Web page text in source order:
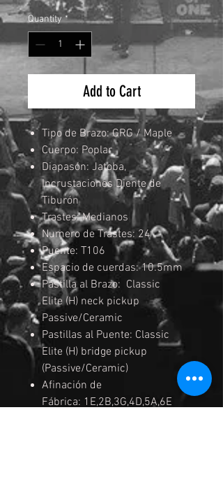
Quantity *
Add to Cart
Tipo de Brazo: GRG / Maple
Cuerpo: Poplar
Diapasón: Jatoba,
Incrustaciones Diente de
Tiburón
Trastes: Medianos
Numero de Trastes: 24
Puente: T106
Espacio de cuerdas: 10.5mm
Pastilla al Brazo: Classic
Elite (H) neck pickup
Passive/Ceramic
Pastillas al Puente: Classic
Elite (H) bridge pickup
(Passive/Ceramic)
Afinación de
Fábrica: 1E,2B,3G,4D,5A,6E